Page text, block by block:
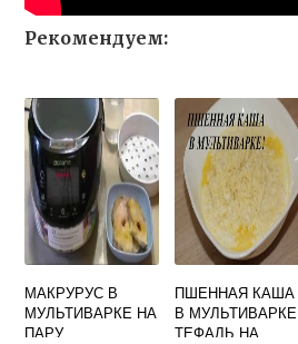
Рекомендуем:
МАКРУРУС В
МУЛЬТИВАРКЕ НА
ПАРУ
ПШЕННАЯ КАША
В МУЛЬТИВАРКЕ
ТЕФАЛЬ НА